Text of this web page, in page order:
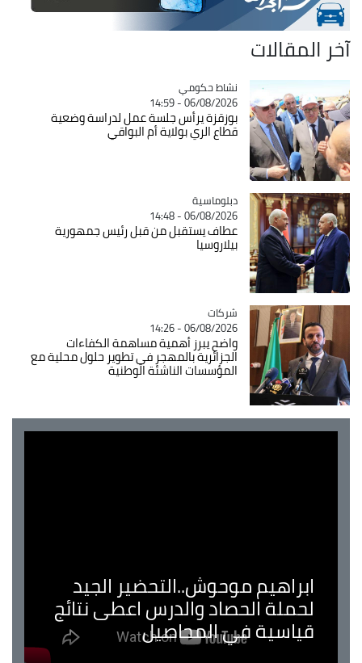
آخر المقالات
Catégorie
نشاط حكومي
06/08/2026 - 14:59
بوزقزة يرأس جلسة عمل لدراسة وضعية
قطاع الري بولاية أم البواقي
Catégorie
دبلوماسية
06/08/2026 - 14:48
عطاف يستقبل من قبل رئيس جمهورية
بيلاروسيا
Catégorie
شركات
06/08/2026 - 14:26
واضح يبرز أهمية مساهمة الكفاءات
الجزائرية بالمهجر في تطوير حلول محلية مع
المؤسسات الناشئة الوطنية
ابراهيم موحوش..التحضير الجيد
لحملة الحصاد والدرس اعطى نتائج
قياسية في المحاصيل